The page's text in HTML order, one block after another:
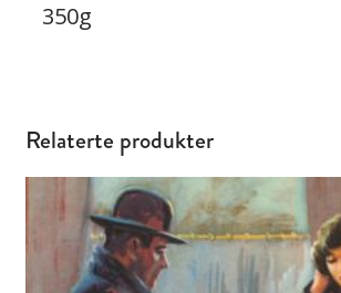
350g
Relaterte produkter